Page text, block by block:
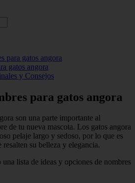
para gatos angora
gatos angora
y Consejos
para gatos angora
son una parte importante al
de tu nueva mascota. Los gatos angora
pelaje largo y sedoso, por lo que es
su belleza y elegancia.
lista de ideas y opciones de nombres